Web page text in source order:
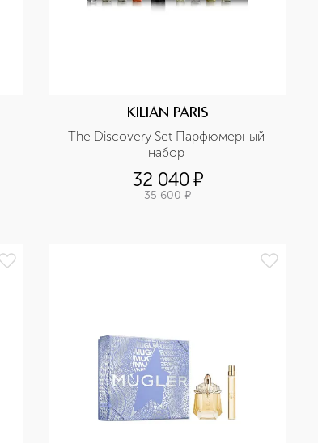
KILIAN PARIS
The Discovery Set Парфюмерный
набор
32 040¤
35 600 ¤